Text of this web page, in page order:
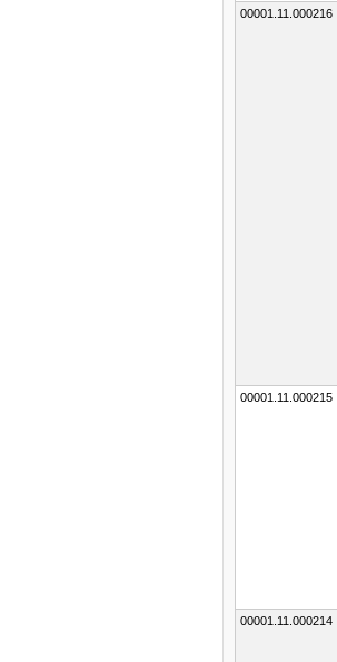
00001.11.000216
00001.11.000215
00001.11.000214